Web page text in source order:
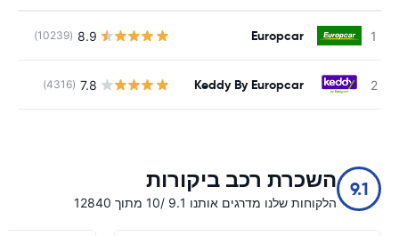
Europcar
8.9
(10239)
Keddy By Europcar
7.8
(4316)
9.1 השכרת רכב ביקורות
הלקוחות שלנו מדרגים אותנו 9.1 /10 מתוך 12840